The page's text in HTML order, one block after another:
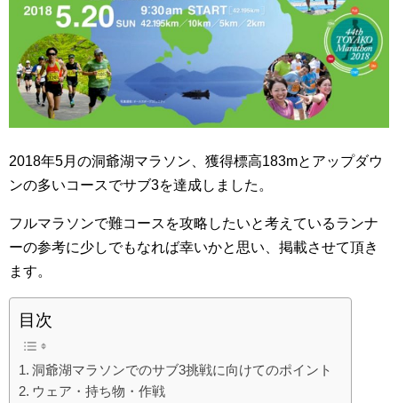
b
o
o
k
2018年5月の洞爺湖マラソン、獲得標高183mとアップダウ
ンの多いコースでサブ3を達成しました。
フルマラソンで難コースを攻略したいと考えているランナ
ーの参考に少しでもなれば幸いかと思い、掲載させて頂き
ます。
目次
洞爺湖マラソンでのサブ3挑戦に向けてのポイント
ウェア・持ち物・作戦